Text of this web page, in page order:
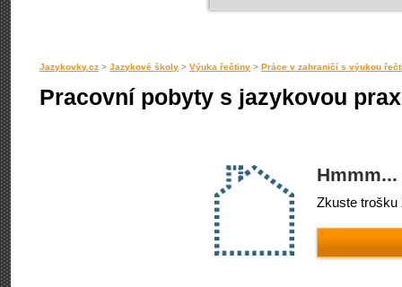
Jazykovky.cz > Jazykové školy > Výuka řečtiny > Práce v zahraničí s výukou
Pracovní pobyty s jazykovou
Zkuste trošku